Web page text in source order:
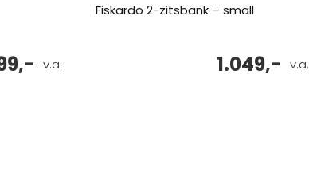
v.a.
Fiskardo 2-zitsbank – small
v.a.
1.049,-